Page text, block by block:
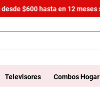
$600 hasta en 12 meses
Televisores Combos Hogar